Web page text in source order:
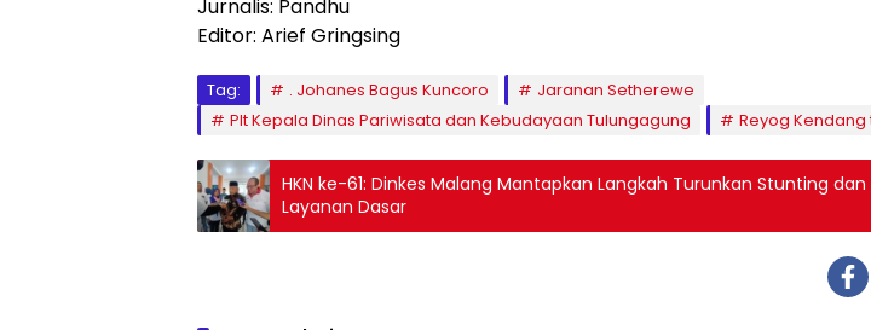
Jurnalis: Pandhu
Editor: Arief Gringsing
Tag: . Johanes Bagus Kuncoro
Jaranan Setherewe
Plt Kepala Dinas Pariwisata dan Kebudayaan Tulungagung
Reyog
HKN ke-61: Dinkes Malang Mantapkan Langkah Turunkan Stunting dan
Layanan Dasar